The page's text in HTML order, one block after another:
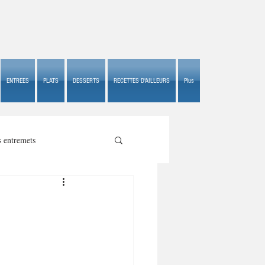
ENTREES PLATS DESSERTS RECETTES D'AILLEURS Plus
entremets